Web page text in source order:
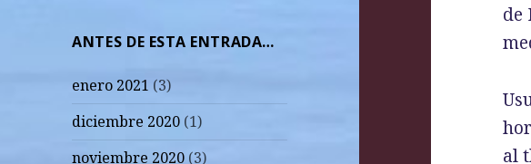
ANTES DE ESTA ENTRADA…
enero 2021 (3)
diciembre 2020 (1)
noviembre 2020 (3)
de
al